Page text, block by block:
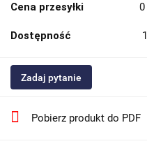
Cena przesyłki 0
Dostępność 1
Zadaj pytanie
Pobierz produkt do PDF